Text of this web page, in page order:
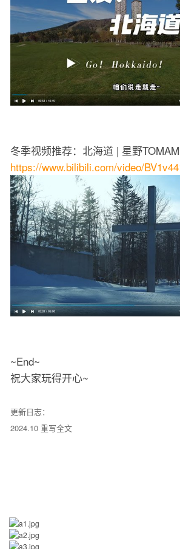
冬季视频推荐：北海道 | 星野
https://www.bilibili.com/video/
~End~
祝大家玩得开心~
更新日志：
2024.10 重写全文